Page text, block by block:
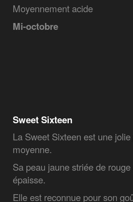
Moyennement acide
Mi-octobre
Sweet Sixteen
La Sweet Sixteen est une
moyenne.
Sa peau jaune striée de
épaisse.
Elle est reconnue pour son